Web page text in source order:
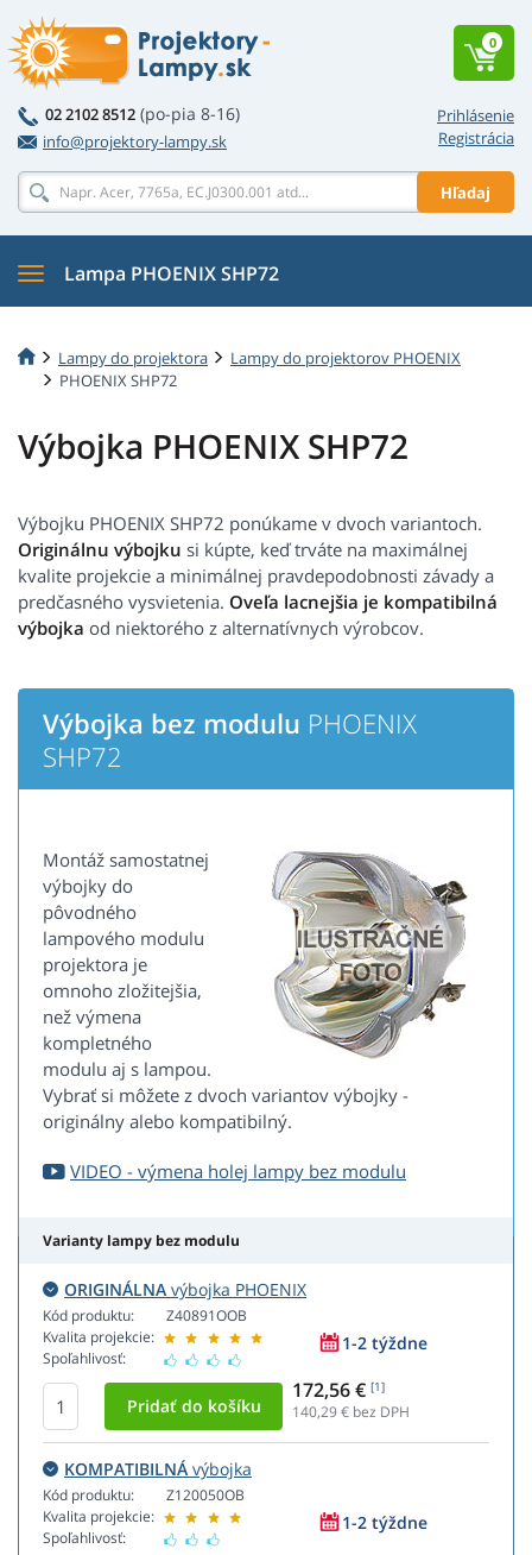
Prihlásenie
Registrácia
02 2102 8512 (po-pia 8-16)
info@projektory-lampy.sk
Hľadaj
0
Lampa PHOENIX SHP72
Lampy do projektora
Lampy do projektorov PHOENIX
PHOENIX SHP72
Výbojka PHOENIX SHP72
Výbojku PHOENIX SHP72 ponúkame v dvoch variantoch.
Originálnu výbojku si kúpte, keď trváte na maximálnej
kvalite projekcie a minimálnej pravdepodobnosti závady a
predčasného vysvietenia. Oveľa lacnejšia je kompatibilná
výbojka od niektorého z alternatívnych výrobcov.
Výbojka bez modulu PHOENIX
SHP72
Montáž samostatnej
výbojky do
pôvodného
lampového modulu
projektora je
omnoho zložitejšia,
než výmena
kompletného
modulu aj s lampou.
Vybrať si môžete z dvoch variantov výbojky -
originálny alebo kompatibilný.
VIDEO - výmena holej lampy bez modulu
Varianty lampy bez modulu
ORIGINÁLNA výbojka PHOENIX
Kód produktu:
Kvalita projekcie:
Spoľahlivosť:
Z40891OOB
1-2 týždne
172,56 € [1]
140,29€ bez DPH
KOMPATIBILNÁ výbojka
Kód produktu:
Kvalita projekcie:
Spoľahlivosť:
Z120050OB
1-2 týždne